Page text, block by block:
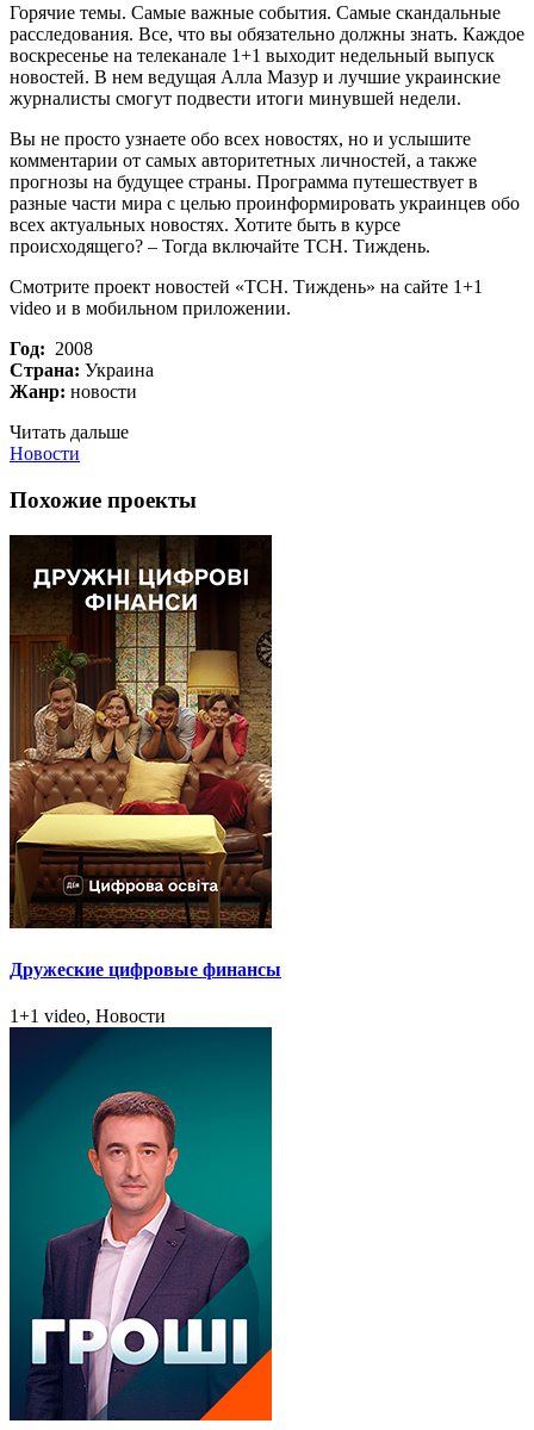
Горячие темы. Самые важные события. Самые скандальные
расследования. Все, что вы обязательно должны знать. Каждое
воскресенье на телеканале 1+1 выходит недельный выпуск
новостей. В нем ведущая Алла Мазур и лучшие украинские
журналисты смогут подвести итоги минувшей недели.
Вы не просто узнаете обо всех новостях, но и услышите
комментарии от самых авторитетных личностей, а также
прогнозы на будущее страны. Программа путешествует в
разные части мира с целью проинформировать украинцев обо
всех актуальных новостях. Хотите быть в курсе
происходящего? – Тогда включайте ТСН. Тиждень.
Смотрите проект новостей «ТСН. Тиждень» на сайте 1+1
video и в мобильном приложении.
Год: 2008
Страна: Украина
Жанр: новости
Читать дальше
Новости
Похожие проекты
Дружеские цифровые финансы
1+1 video, Новости